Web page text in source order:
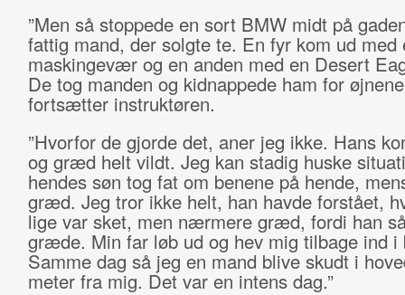
”Men så stoppede en sort BMW midt på
fattig mand, der solgte te. En fyr kom ud med
maskingevær og en anden med en Desert
De tog manden og kidnappede ham for
fortsætter instruktøren.
”Hvorfor de gjorde det, aner jeg ikke. Hans
og græd helt vildt. Jeg kan stadig huske
hendes søn tog fat om benene på hende,
græd. Jeg tror ikke helt, han havde forstået,
lige var sket, men nærmere græd, fordi han
græde. Min far løb ud og hev mig tilbage ind i
Samme dag så jeg en mand blive skudt i
meter fra mig. Det var en intens dag.”